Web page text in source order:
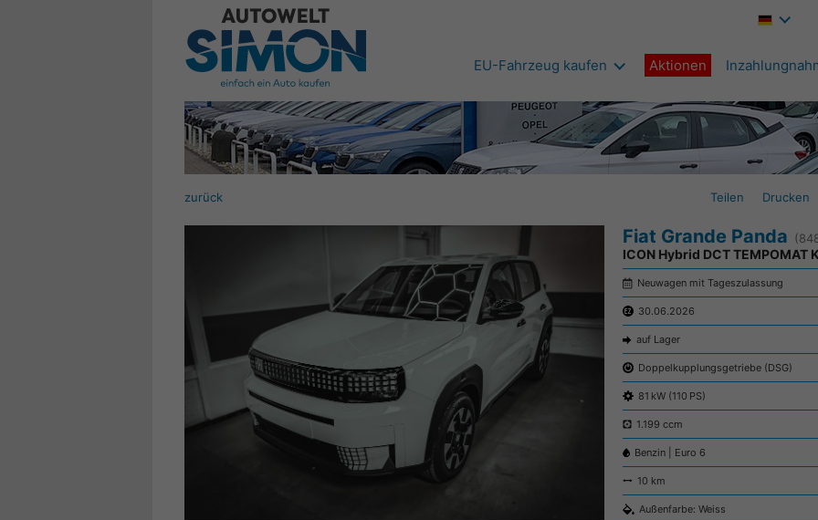
EU-Fahrzeug kaufen Aktionen
zurück Teilen Drucken
Fiat Grande Panda
ICON Hybrid DCT TEMPOMAT
Neuwagen mit Tageszulassung
30.06.2026
auf Lager
Doppelkupplungsgetriebe (DSG)
81 kW (110 PS)
1.199 ccm
Benzin | Euro 6
10 km
Außenfarbe: Weiss